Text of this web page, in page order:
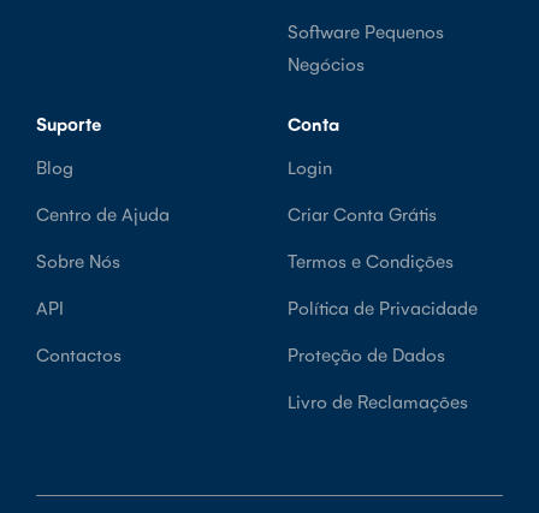
Software Pequenos
Negócios
Suporte
Blog
Centro de Ajuda
Sobre Nós
API
Contactos
Conta
Login
Criar Conta Grátis
Termos e Condições
Política de Privacidade
Proteção de Dados
Livro de Reclamações